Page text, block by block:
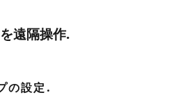
遠隔操作.
の設定.